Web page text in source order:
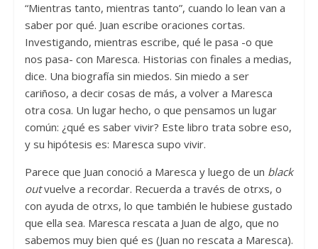
“Mientras tanto, mientras tanto”, cuando lo lean van a
saber por qué. Juan escribe oraciones cortas.
Investigando, mientras escribe, qué le pasa -o que
nos pasa- con Maresca. Historias con finales a medias,
dice. Una biografía sin miedos. Sin miedo a ser
cariñoso, a decir cosas de más, a volver a Maresca
otra cosa. Un lugar hecho, o que pensamos un lugar
común: ¿qué es saber vivir? Este libro trata sobre eso,
y su hipótesis es: Maresca supo vivir.
Parece que Juan conoció a Maresca y luego de un black
outvuelve a recordar. Recuerda a través de otrxs, o
con ayuda de otrxs, lo que también le hubiese gustado
que ella sea. Maresca rescata a Juan de algo, que no
sabemos muy bien qué es (Juan no rescata a Maresca).